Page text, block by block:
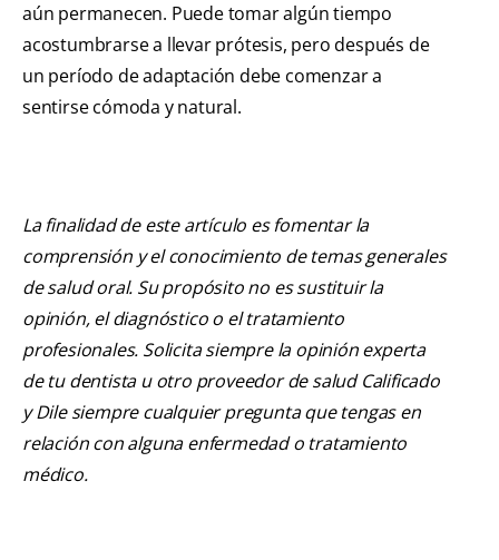
aún permanecen. Puede tomar algún tiempo
acostumbrarse a llevar prótesis, pero después de
un período de adaptación debe comenzar a
sentirse cómoda y natural.
La finalidad de este artículo es fomentar la
comprensión y el conocimiento de temas generales
de salud oral. Su propósito no es sustituir la
opinión, el diagnóstico o el tratamiento
profesionales. Solicita siempre la opinión experta
de tu dentista u otro proveedor de salud Calificado
y Dile siempre cualquier pregunta que tengas en
relación con alguna enfermedad o tratamiento
médico.